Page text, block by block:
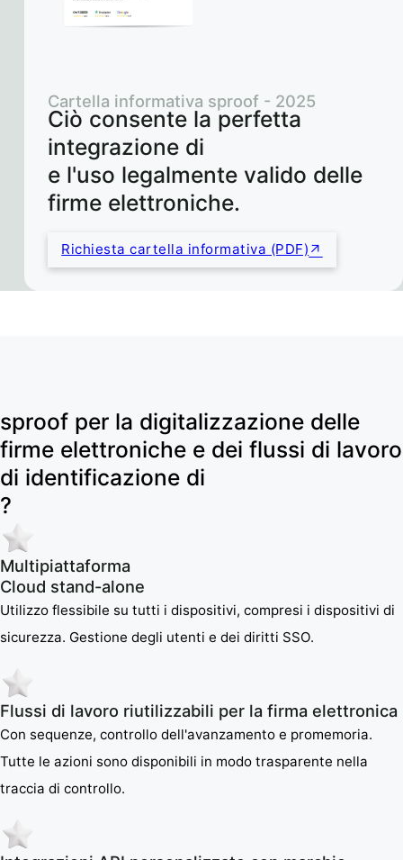
Ciò consente la perfetta
integrazione di
e l'uso legalmente valido delle
firme elettroniche.
Cartella informativa sproof - 2025
Richiesta cartella informativa (PDF)
sproof per la digitalizzazione delle
firme elettroniche e dei flussi di lavoro
di identificazione di
?
Multipiattaforma
Cloud stand-alone
Utilizzo flessibile su tutti i dispositivi, compresi i dispositivi di
sicurezza. Gestione degli utenti e dei diritti SSO.
Flussi di lavoro riutilizzabili per la firma elettronica
Con sequenze, controllo dell'avanzamento e promemoria.
Tutte le azioni sono disponibili in modo trasparente nella
traccia di controllo.